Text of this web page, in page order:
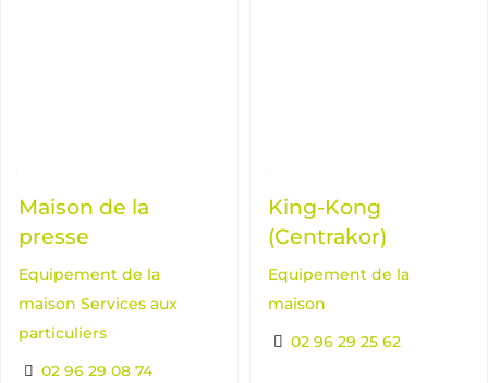
Maison de la
presse
Equipement de la
maison Services aux
particuliers
02 96 29 08 74
King-Kong
(Centrakor)
Equipement de la
maison
02 96 29 25 62